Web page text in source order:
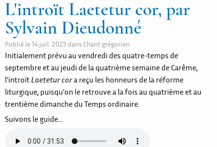
L'introït Laetetur cor, par
Sylvain Dieudonné
Publié le14 juil. 2023 dans Chant grégorien
Initialement prévu au vendredi des quatre-temps de
septembre et au jeudi de la quatrième semaine de Carême,
l'introït Laetetur cora reçu les honneurs de la réforme
liturgique, puisqu'on le retrouve a la fois au quatrième et au
trentième dimanche du Temps ordinaire.
Suivons le guide...